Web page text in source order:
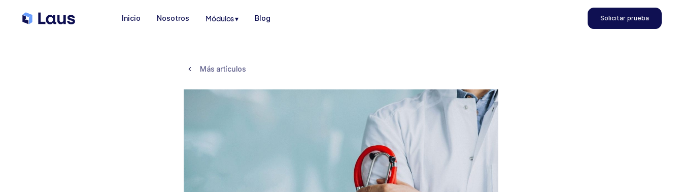
Inicio Nosotros Módulos ▾ Blog Solicitar prueba
Más artículos